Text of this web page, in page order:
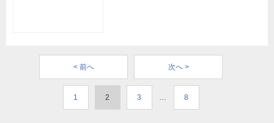
< 前へ 次へ >
1 2 3 … 8